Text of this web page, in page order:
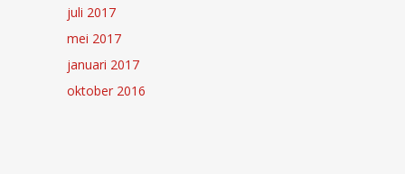
juli 2017
mei 2017
januari 2017
oktober 2016